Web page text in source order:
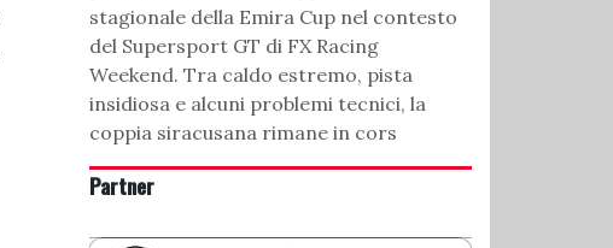
stagionale della Emira Cup nel contesto
del Supersport GT di FX Racing
Weekend. Tra caldo estremo, pista
insidiosa e alcuni problemi tecnici, la
coppia siracusana rimane in cors
Partner